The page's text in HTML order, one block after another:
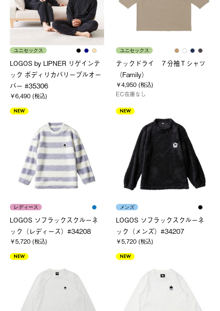
ユニセックス
LOGOS by LIPNER リゲインテ
ック ボディリカバリープルオー
バー #35306
￥6,490 (税込)
ユニセックス
テックドライ ７分袖Ｔシャツ
（Family）
￥4,950 (税込)
EC在庫なし
NEW
レディース
LOGOS ソフラックスクルーネ
ック（レディース）#34208
￥5,720 (税込)
NEW
メンズ
LOGOS ソフラックスクルーネ
ック（メンズ）#34207
￥5,720 (税込)
NEW NEW